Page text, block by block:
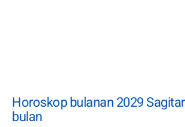
Horoskop bulanan 2029
bulan